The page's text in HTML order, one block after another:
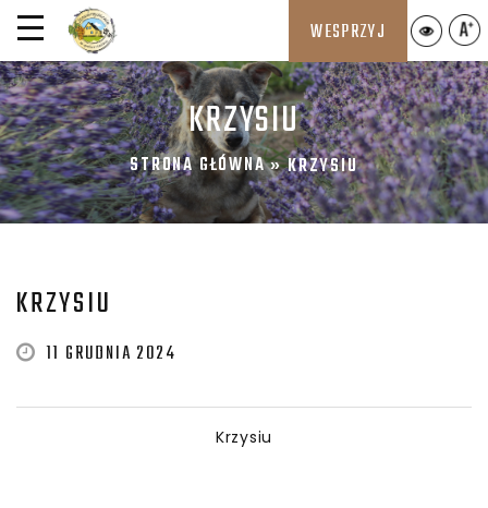
WESPRZYJ
KRZYSIU
STRONA GŁÓWNA»KRZYSIU
KRZYSIU
11 GRUDNIA 2024
Krzysiu